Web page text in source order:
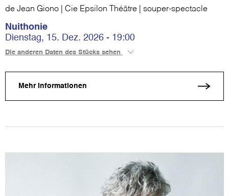
de Jean Giono | Cie Epsilon Théâtre | souper-spectacle
Nuithonie
Dienstag, 15. Dez. 2026 - 19:00
Die anderen Daten des Stücks sehen
Mehr Informationen